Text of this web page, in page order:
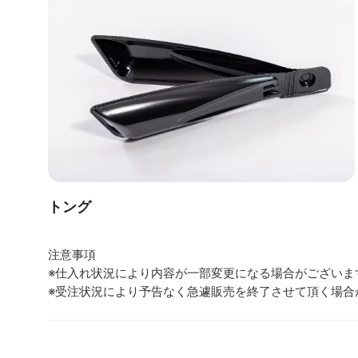
トング
注意事項
※仕入れ状況により内容が一部変更になる場合がございま
※受注状況により予告なく急遽販売を終了させて頂く場合